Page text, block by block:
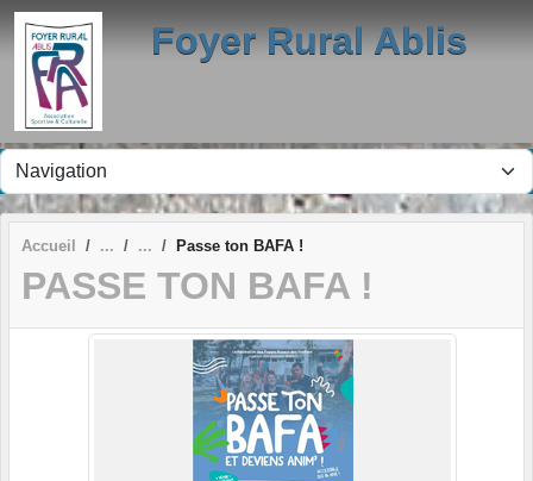
Foyer Rural Ablis
Accueil Passe ton BAFA !
PASSE TON BAFA !
Panneau de gestion des cookies